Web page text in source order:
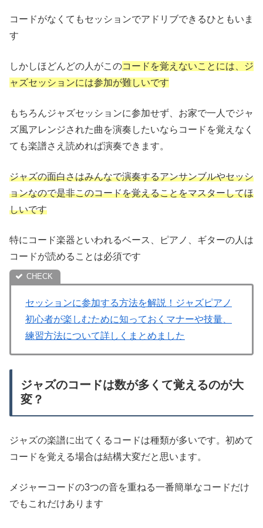
コードがなくてもセッションでアドリブできるひともいま
す
しかしほどんどの人がこのコードを覚えないことには、
ジ
ャズセッションには参加が難しいです
もちろんジャズセッションに参加せず、お家で一人でジャ
ズ風アレンジされた曲を演奏したいならコードを覚えなく
ても楽譜さえ読めれば演奏できます。
ジャズの面白さはみんなで演奏するアンサンブルやセッシ
ョンなので是非このコードを覚えることをマスターしてほ
しいです
特にコード楽器といわれるベース、ピアノ、ギターの人は
コードが読めることは必須です
セッションに参加する方法を解説！ジャズピアノ
初心者が楽しむために知っておくマナーや技量、
練習方法について詳しくまとめました
ジャズのコードは数が多くて覚えるのが大
変？
ジャズの楽譜に出てくるコードは種類が多いです。初めて
コードを覚える場合は結構大変だと思います。
メジャーコードの3つの音を重ねる一番簡単なコードだけ
でもこれだけあります